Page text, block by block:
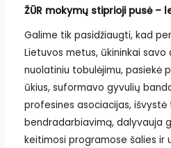
ŽŪR mokymų stiprioji pusė –
Galime tik pasidžiaugti, kad
Lietuvos metus, ūkininkai savo
nuolatiniu tobulėjimu, pasiekė
ūkius, suformavo gyvulių
profesines asociacijas,
bendradarbiavimą, dalyvauja
keitimosi programose šalies ir